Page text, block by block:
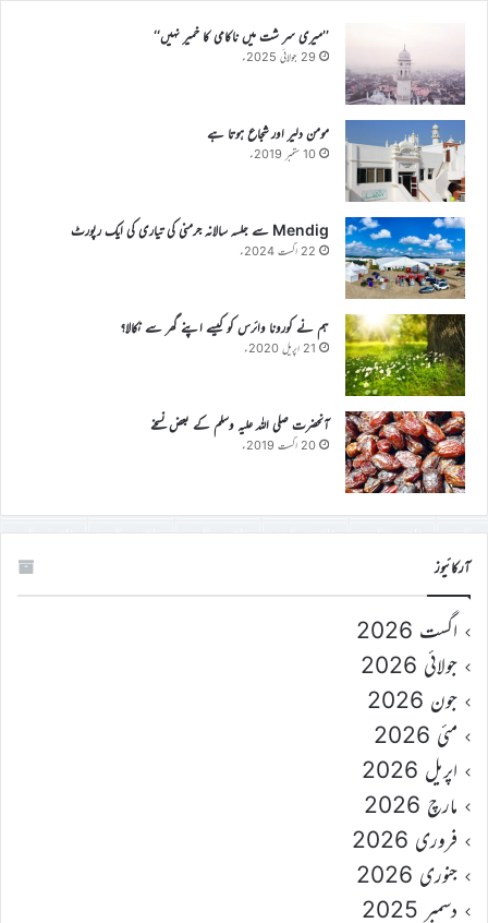
’’میری سر شت میں ناکامی کا خمیر نہیں‘‘
29 جولائی 2025ء
مومن دلیر اور شجاع ہوتا ہے
10 ستمبر 2019ء
Mendig سے جلسہ سالانہ جرمنی کی تیاری کی ایک رپورٹ
22 اگست 2024ء
ہم نے کورونا وائرس کو کیسے اپنے گھر سے نکالا؟
21 اپریل 2020ء
آنحضرت صلی اللہ علیہ وسلم کے بعض نسخے
20 اگست 2019ء
آرکائیوز
اگست 2026
جولائی 2026
جون 2026
مئی 2026
اپریل 2026
مارچ 2026
فروری 2026
جنوری 2026
دسمبر 2025